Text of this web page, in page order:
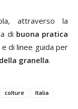
attraverso la
di buona pratica
di linee guida per
granella.
colture
Italia